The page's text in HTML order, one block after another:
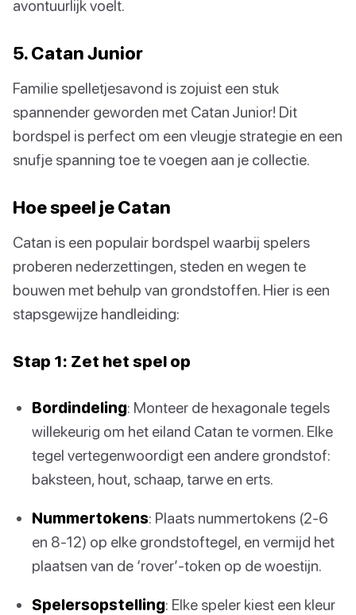
avontuurlijk voelt.
5. Catan Junior
Familie spelletjesavond is zojuist een stuk
spannender geworden met Catan Junior! Dit
bordspel is perfect om een vleugje strategie en een
snufje spanning toe te voegen aan je collectie.
Hoe speel je Catan
Catan is een populair bordspel waarbij spelers
proberen nederzettingen, steden en wegen te
bouwen met behulp van grondstoffen. Hier is een
stapsgewijze handleiding:
Stap 1: Zet het spel op
Bordindeling: Monteer de hexagonale tegels
willekeurig om het eiland Catan te vormen. Elke
tegel vertegenwoordigt een andere grondstof:
baksteen, hout, schaap, tarwe en erts.
Nummertokens: Plaats nummertokens (2-6
en 8-12) op elke grondstoftegel, en vermijd het
plaatsen van de ‘rover’-token op de woestijn.
Spelersopstelling: Elke speler kiest een kleur